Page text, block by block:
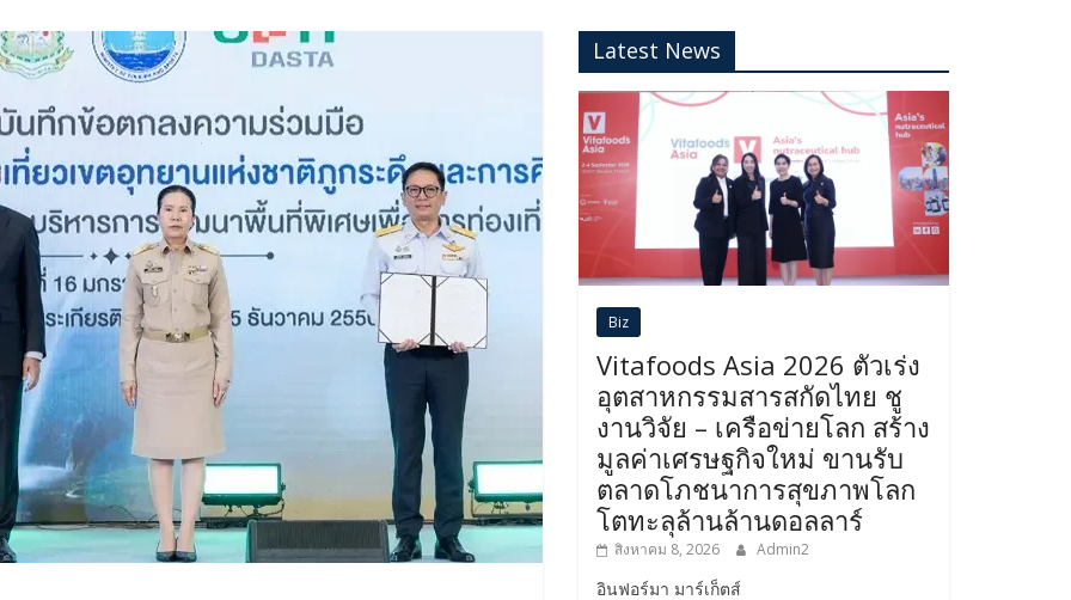
Latest News
Biz
Vitafoods Asia 2026 ตัวเร่ง
อุตสาหกรรมสารสกัดไทย ชู
งานวิจัย – เครือข่ายโลก สร้าง
มูลค่าเศรษฐกิจใหม่ ขานรับ
ตลาดโภชนาการสุขภาพโลก
โตทะลุล้านล้านดอลลาร์
สิงหาคม 8, 2026 Admin2
อินฟอร์มา มาร์เก็ตส์